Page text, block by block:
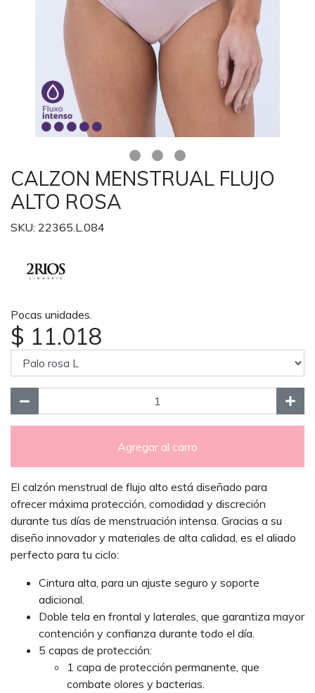
CALZON MENSTRUAL FLUJO
ALTO ROSA
SKU: 22365.L.084
Pocas unidades.
$ 11.018
Agregar al carro
El calzón menstrual de flujo alto está diseñado para
ofrecer máxima protección, comodidad y discreción
durante tus días de menstruación intensa. Gracias a su
diseño innovador y materiales de alta calidad, es el aliado
perfecto para tu ciclo:
Cintura alta, para un ajuste seguro y soporte
adicional.
Doble tela en frontal y laterales, que garantiza mayor
contención y confianza durante todo el día.
5 capas de protección:
1 capa de protección permanente, que
combate olores y bacterias.